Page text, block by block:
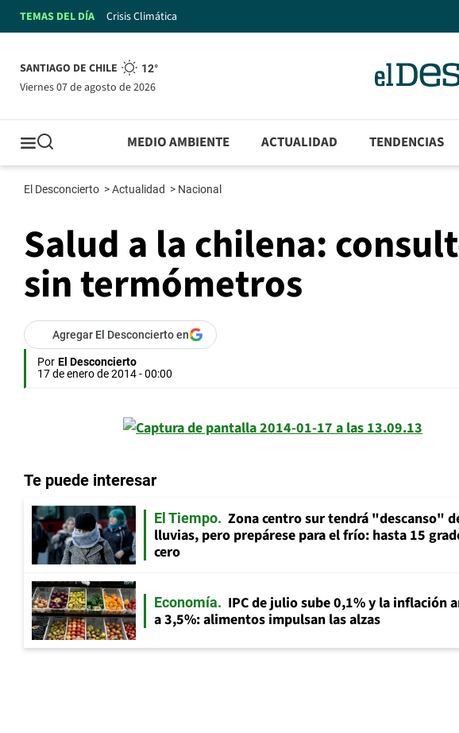
TEMAS DEL DÍA Crisis Climática
SANTIAGO DE CHILE 12°
viernes 07 de agosto de 2026
MEDIO AMBIENTE ACTUALIDAD TENDENCIAS
El Desconcierto >Actualidad > Nacional
Salud a la chilena:
sin termómetros
Agregar El Desconcierto en
Por El Desconcierto
17 de enero de 2014 - 00:00
Te puede interesar
El Tiempo
Zona centro sur tendrá "descanso"
lluvias, pero prepárese para el frío: hasta 15
cero
Economía
IPC de julio sube 0,1% y la inflación
a 3,5%: alimentos impulsan las alzas